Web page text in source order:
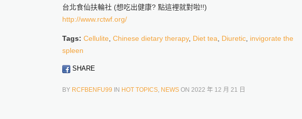
台北食仙扶輪社 (想吃出健康? 點這裡就對啦!!)
http://www.rctwf.org/
Tags: Cellulite, Chinese dietary therapy, Diet tea, Diuretic, invigorate the
spleen
SHARE
BY RCFBENFU99 IN HOT TOPICS, NEWS ON 2022 年 12 月 21 日